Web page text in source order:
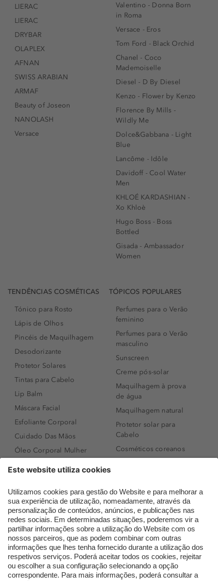
LIERAC
LIERAC
DRYBAR
OLAPLEX
AFNAN
SWISS ARABIAN
ARMAF
Beauty of Joseon
NANOLASH
Versace
Valentino - Donna Born
in Roma
Versace - Eros
Tom Ford - Black Orchid
Chanel - Coco
Mademoiselle
Diesel - D By Diesel
Kenzo - Flower by Kenzo
Florence By Mills -
Wildly Me
Dolce&Gabbana - Light
Blue
Lancôme - Idôle
Davidoff - Cool Water
Men
KHLOÉ KARDASHIAN -
Xo Khloè
Hugo Boss - Boss
Bottled
Gisada - Ambassador
Women
TENDÊNCIAS COSMÉTICAS
Tónico para Rosto
Lápis de Olhos
Pincéis de Maquilhagem
Desodorizante
Protetor Solares
Tintas para Cabelo
Lip Balm
Máscara Facial
Esfoliante Corporal
Cuidado Das Mãos
Óleo Corporal Mulher
Sérum de Rosto
Body mist & Spray
corporal
Produtos para Cabelo
Homem
Espuma de Limpeza
Facial
TÓPICOS POPULARES
Perfumes para o Verão
feminino
Perfumes para o Verão
masculino
Sunscreen
Creme pós-solar
Maquilhagem à prova
de água
Maquilhagem natural
Protetor solar para
Cabelo
Cosméticos coreanos
Perfumes árabes
Novidades
Melhores Perfumes
Femininos
TOP 10: Perfumes
Masculinos
Pestanas Postiças
Creme Rosto Homem